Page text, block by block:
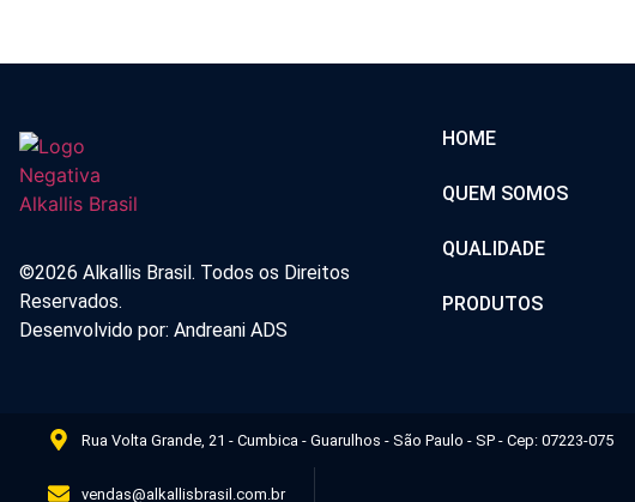
©2026 Alkallis Brasil. Todos os Direitos
Reservados.
Desenvolvido por: Andreani ADS
HOME
QUEM SOMOS
QUALIDADE
PRODUTOS
Rua Volta Grande, 21 - Cumbica - Guarulhos - São Paulo - SP - Cep: 07223-075
vendas@alkallisbrasil.com.br